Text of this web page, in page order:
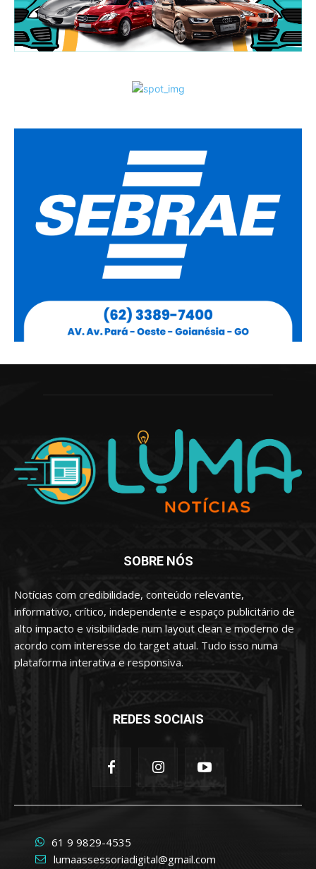
SOBRE NÓS
Notícias com credibilidade, conteúdo relevante,
informativo, crítico, independente e espaço publicitário de
alto impacto e visibilidade num layout clean e moderno de
acordo com interesse do target atual. Tudo isso numa
plataforma interativa e responsiva.
REDES SOCIAIS
61 9 9829-4535
lumaassessoriadigital@gmail.com